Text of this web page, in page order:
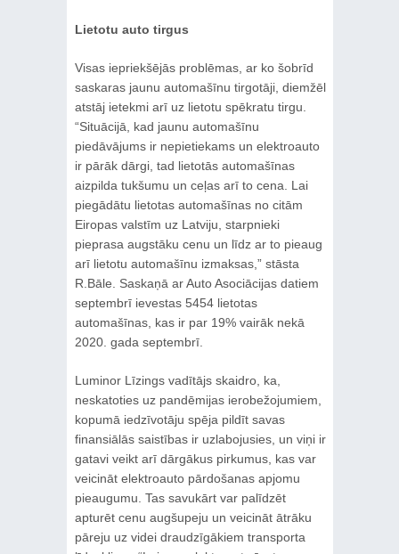
Lietotu auto tirgus
Visas iepriekšējās problēmas, ar ko šobrīd
saskaras jaunu automašīnu tirgotāji, diemžēl
atstāj ietekmi arī uz lietotu spēkratu tirgu.
“Situācijā, kad jaunu automašīnu
piedāvājums ir nepietiekams un elektroauto
ir pārāk dārgi, tad lietotās automašīnas
aizpilda tukšumu un ceļas arī to cena. Lai
piegādātu lietotas automašīnas no citām
Eiropas valstīm uz Latviju, starpnieki
pieprasa augstāku cenu un līdz ar to pieaug
arī lietotu automašīnu izmaksas,” stāsta
R.Bāle. Saskaņā ar Auto Asociācijas datiem
septembrī ievestas 5454 lietotas
automašīnas, kas ir par 19% vairāk nekā
2020. gada septembrī.
Luminor Līzings vadītājs skaidro, ka,
neskatoties uz pandēmijas ierobežojumiem,
kopumā iedzīvotāju spēja pildīt savas
finansiālās saistības ir uzlabojusies, un viņi ir
gatavi veikt arī dārgākus pirkumus, kas var
veicināt elektroauto pārdošanas apjomu
pieaugumu. Tas savukārt var palīdzēt
apturēt cenu augšupeju un veicināt ātrāku
pāreju uz videi draudzīgākiem transporta